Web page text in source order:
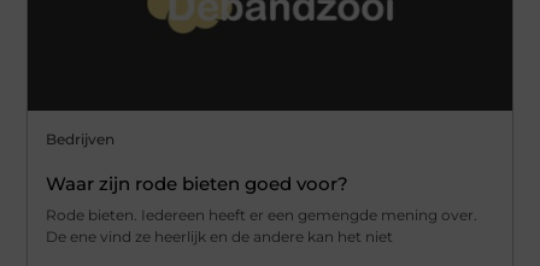
Bedrijven
Waar zijn rode bieten goed voor?
Rode bieten. Iedereen heeft er een gemengde mening over.
De ene vind ze heerlijk en de andere kan het niet